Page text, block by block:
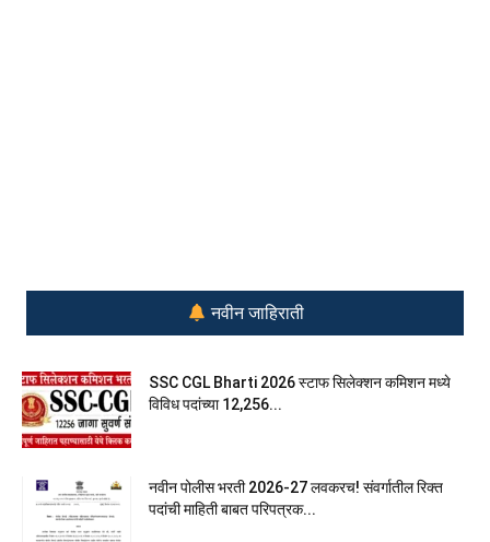
नवीन जाहिराती
SSC CGL Bharti 2026 स्टाफ सिलेक्शन कमिशन मध्ये
विविध पदांच्या 12,256...
नवीन पोलीस भरती 2026-27 लवकरच! संवर्गातील रिक्त
पदांची माहिती बाबत परिपत्रक...